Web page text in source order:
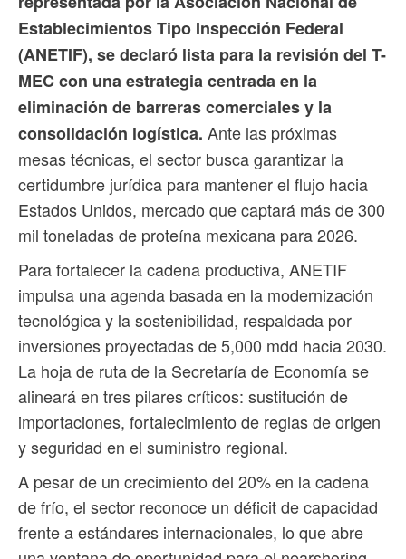
Establecimientos Tipo Inspección Federal
(ANETIF), se declaró lista para la revisión del T-
MEC con una estrategia centrada en la
eliminación de barreras comerciales y la
consolidación logística. Ante las próximas
mesas técnicas, el sector busca garantizar la
certidumbre jurídica para mantener el flujo hacia
Estados Unidos, mercado que captará más de 300
mil toneladas de proteína mexicana para 2026.
Para fortalecer la cadena productiva, ANETIF
impulsa una agenda basada en la modernización
tecnológica y la sostenibilidad, respaldada por
inversiones proyectadas de 5,000 mdd hacia 2030.
La hoja de ruta de la Secretaría de Economía se
alineará en tres pilares críticos: sustitución de
importaciones, fortalecimiento de reglas de origen
y seguridad en el suministro regional.
A pesar de un crecimiento del 20% en la cadena
de frío, el sector reconoce un déficit de capacidad
frente a estándares internacionales, lo que abre